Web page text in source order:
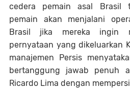
cedera pemain asal Brasil
pemain akan menjalani
Brasil jika mereka ingin
pernyataan yang dikeluarkan
manajemen Persis
bertanggung jawab penuh
Ricardo Lima dengan